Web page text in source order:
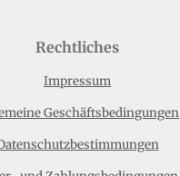
Rechtliches
Impressum
Geschäftsbedingungen